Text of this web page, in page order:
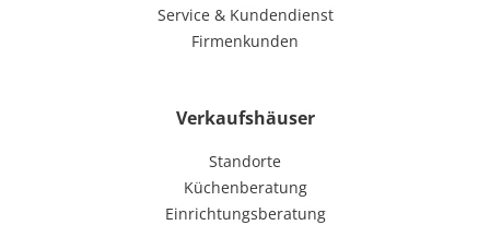
Service & Kundendienst
Firmenkunden
Verkaufshäuser
Standorte
Küchenberatung
Einrichtungsberatung